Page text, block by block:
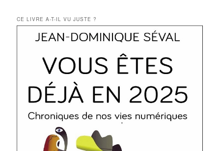
CE LIVRE A-T-IL VU JUSTE ?